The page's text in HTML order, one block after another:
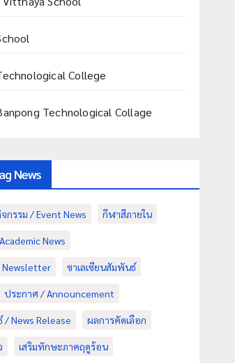
College
Technological Collage
News
กรรม / Event News กีฬาสีภายใน
News
Newsletter ซาเลเซียนสัมพันธ์
ประกาศ / Announcement
News Release ผลการคัดเลือก
เสริมทักษะภาคฤดูร้อน